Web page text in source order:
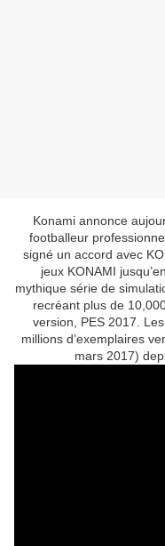
Konami annonce
footballeur
signé un accord avec
jeux KONAMI
mythique série de
recréant plus de
version, PES 2017.
millions d’exemplaires
mars 2017)